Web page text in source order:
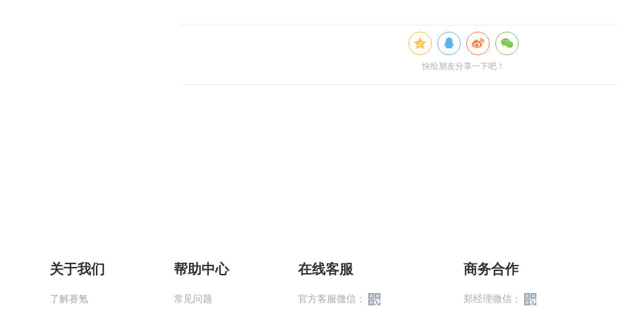
快给朋友分享一下吧！
关于我们
了解赛氪
帮助中心
常见问题
在线客服
官方客服微信：
商务合作
郑经理微信：